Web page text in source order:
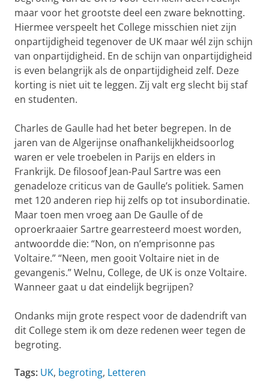
maar voor het grootste deel een zware beknotting.
Hiermee verspeelt het College misschien niet zijn
onpartijdigheid tegenover de UK maar wél zijn schijn
van onpartijdigheid. En de schijn van onpartijdigheid
is even belangrijk als de onpartijdigheid zelf. Deze
korting is niet uit te leggen. Zij valt erg slecht bij staf
en studenten.
Charles de Gaulle had het beter begrepen. In de
jaren van de Algerijnse onafhankelijkheidsoorlog
waren er vele troebelen in Parijs en elders in
Frankrijk. De filosoof Jean-Paul Sartre was een
genadeloze criticus van de Gaulle’s politiek. Samen
met 120 anderen riep hij zelfs op tot insubordinatie.
Maar toen men vroeg aan De Gaulle of de
oproerkraaier Sartre gearresteerd moest worden,
antwoordde die: “Non, on n’emprisonne pas
Voltaire.” “Neen, men gooit Voltaire niet in de
gevangenis.” Welnu, College, de UK is onze Voltaire.
Wanneer gaat u dat eindelijk begrijpen?
Ondanks mijn grote respect voor de dadendrift van
dit College stem ik om deze redenen weer tegen de
begroting.
Tags: UK, begroting, Letteren